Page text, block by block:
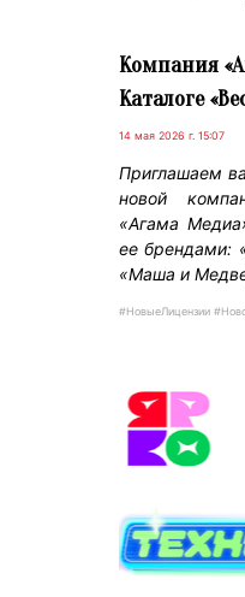
Компания
Каталоге
14 мая 2026 г. 15:07
Приглашаем
новой
«Агама
ее брендами:
«Маша и
#НовыеЛицензии